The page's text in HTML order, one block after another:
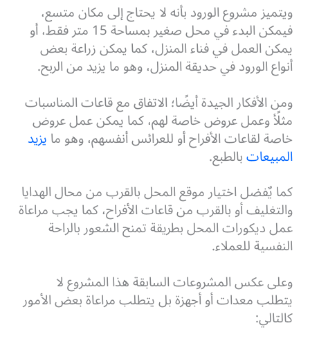
ويتميز مشروع الورود بأنه لا يحتاج إلى مكان متسع،
فيمكن البدء في محل صغير بمساحة 15 متر فقط، أو
يمكن العمل في فناء المنزل، كما يمكن زراعة بعض
أنواع الورود في حديقة المنزل، وهو ما يزيد من الربح.
ومن الأفكار الجيدة أيضًا؛ الاتفاق مع قاعات المناسبات
مثلًأ وعمل عروض خاصة لهم، كما يمكن عمل عروض
خاصة لقاعات الأفراح أو للعرائس أنفسهم، وهو مايزيد
المبيعاتبالطبع.
كما يٌفضل اختيار موقع المحل بالقرب من محال الهدايا
والتغليف أو بالقرب من قاعات الأفراح، كما يجب مراعاة
عمل ديكورات المحل بطريقة تمنح الشعور بالراحة
النفسية للعملاء.
وعلى عكس المشروعات السابقة هذا المشروع لا
يتطلب معدات أو أجهزة بل يتطلب مراعاة بعض الأمور
كالتالي: